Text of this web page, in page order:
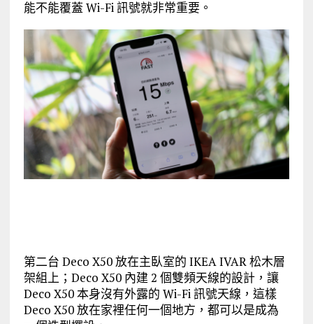
能不能覆蓋 Wi-Fi 訊號就非常重要。
第二台 Deco X50 放在主臥室的 IKEA IVAR 松木層
架組上；Deco X50 內建 2 個雙頻天線的設計，讓
Deco X50 本身沒有外露的 Wi-Fi 訊號天線，這樣
Deco X50 放在家裡任何一個地方，都可以是成為